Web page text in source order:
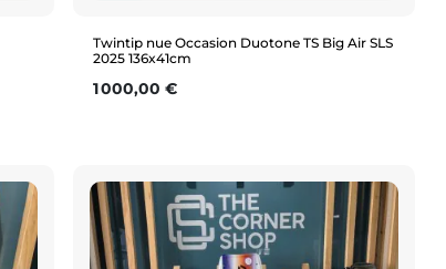
Twintip nue Occasion Duotone TS Big Air SLS
2025 136x41cm
Prix
1 000,00 €